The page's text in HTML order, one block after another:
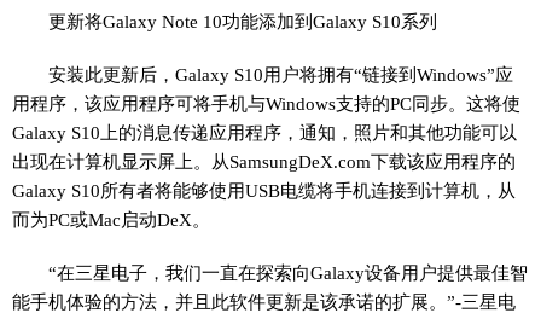
更新将Galaxy Note 10功能添加到Galaxy S10系列
安装此更新后，Galaxy S10用户将拥有“链接到Windows”应
用程序，该应用程序可将手机与Windows支持的PC同步。这将使
Galaxy S10上的消息传递应用程序，通知，照片和其他功能可以
出现在计算机显示屏上。从SamsungDeX.com下载该应用程序的
Galaxy S10所有者将能够使用USB电缆将手机连接到计算机，从
而为PC或Mac启动DeX。
“在三星电子，我们一直在探索向Galaxy设备用户提供最佳智
能手机体验的方法，并且此软件更新是该承诺的扩展。”-三星电